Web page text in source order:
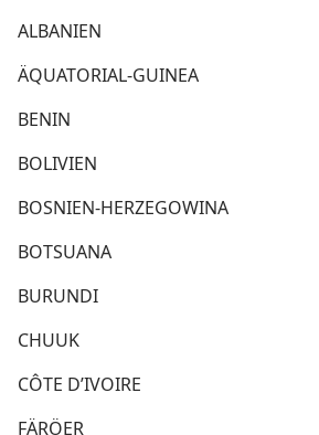
ALBANIEN
ÄQUATORIAL-GUINEA
BENIN
BOLIVIEN
BOSNIEN-HERZEGOWINA
BOTSUANA
BURUNDI
CHUUK
CÔTE D’IVOIRE
FÄRÖER